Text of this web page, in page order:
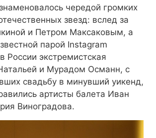
Разработчики Fable были разочарованы переносом игры на 2027 год
Warlander Более 2400 пользователей Steam получили временный бан за положительную оценку негативного отзыва Warlander
чередой громких
звезд: вслед за
и Петром Максаковым, а
парой Instagram
России экстремистская
и Мурадом Османн, с
свадьбу в минувший уикенд,
артисты балета Иван
Виноградова.